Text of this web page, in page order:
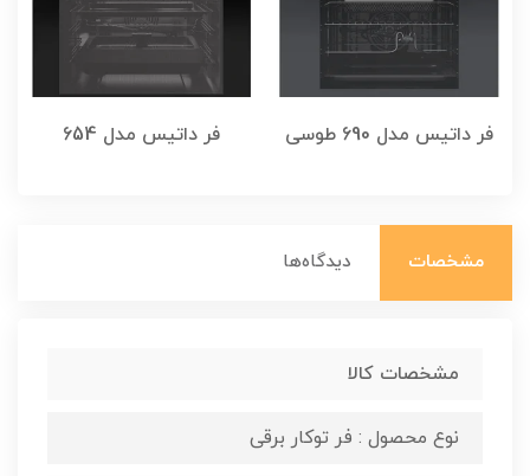
فر داتیس مدل 690 طوسی فر داتیس مدل 654
مشخصات دیدگاه‌ها
مشخصات کالا
نوع محصول : فر توکار برقی